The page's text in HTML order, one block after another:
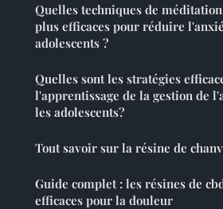
Quelles techniques de
plus efficaces pour réduire
adolescents ?
Quelles sont les stratégies
l'apprentissage de la gestion de
les adolescents?
Tout savoir sur la résine de
Guide complet : les résines de
efficaces pour la douleur